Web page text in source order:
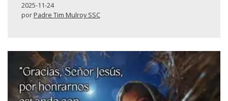
2025-11-24
porPadre Tim Mulroy SSC